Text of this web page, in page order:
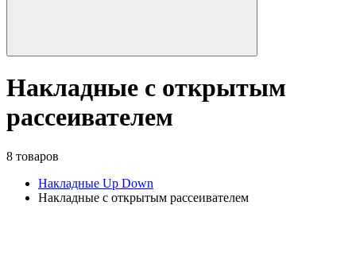
Накладные с открытым
рассеивателем
8 товаров
Накладные Up Down
Накладные с открытым рассеивателем